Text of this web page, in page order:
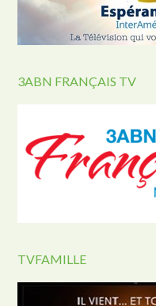
3ABN FRANÇAIS TV
TVFAMILLE